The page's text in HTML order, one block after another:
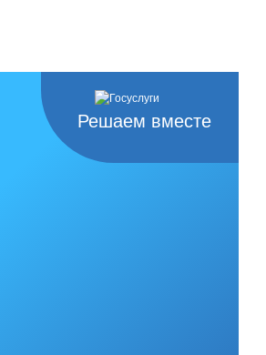
Решаем вместе